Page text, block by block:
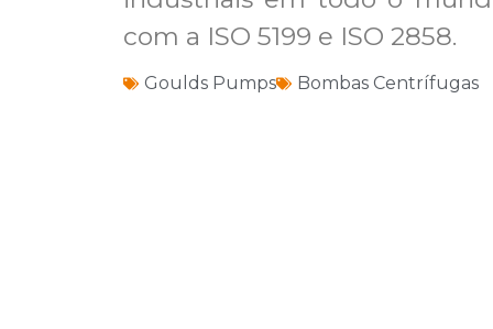
com a ISO 5199 e ISO 2858.
Goulds Pumps Bombas Centrífugas